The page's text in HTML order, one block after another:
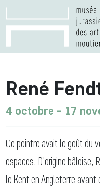
René
4 octobre - 17
Ce peintre avait le goût du
espaces. D'origine bâloise,
le Kent en Angleterre